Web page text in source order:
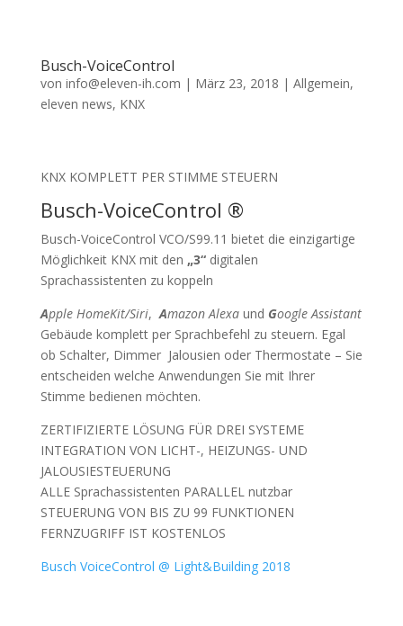
Busch-VoiceControl
von info@eleven-ih.com | März 23, 2018 | Allgemein,
eleven news, KNX
KNX KOMPLETT PER STIMME STEUERN
Busch-VoiceControl ®
Busch-VoiceControl VCO/S99.11 bietet die einzigartige
Möglichkeit KNX mit den „3“digitalen
Sprachassistenten zu koppeln
Apple HomeKit/Siri,Amazon Alexaund Google Assistant
Gebäude komplett per Sprachbefehl zu steuern. Egal
ob Schalter, Dimmer Jalousien oder Thermostate – Sie
entscheiden welche Anwendungen Sie mit Ihrer
Stimme bedienen möchten.
ZERTIFIZIERTE LÖSUNG FÜR DREI SYSTEME
INTEGRATION VON LICHT-, HEIZUNGS- UND
JALOUSIESTEUERUNG
ALLE Sprachassistenten PARALLEL nutzbar
STEUERUNG VON BIS ZU 99 FUNKTIONEN
FERNZUGRIFF IST KOSTENLOS
Busch VoiceControl @ Light&Building 2018